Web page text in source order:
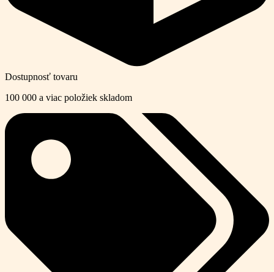
Dostupnosť tovaru
100 000 a viac položiek skladom